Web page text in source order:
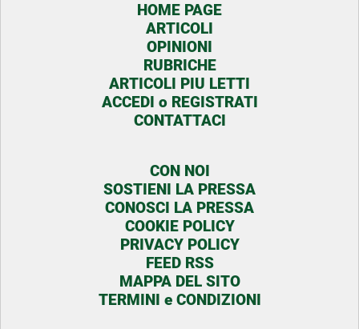
HOME PAGE
ARTICOLI
OPINIONI
RUBRICHE
ARTICOLI PIU LETTI
ACCEDI o REGISTRATI
CONTATTACI
CON NOI
SOSTIENI LA PRESSA
CONOSCI LA PRESSA
COOKIE POLICY
PRIVACY POLICY
FEED RSS
MAPPA DEL SITO
TERMINI e CONDIZIONI